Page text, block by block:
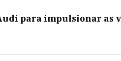
para impulsionar as